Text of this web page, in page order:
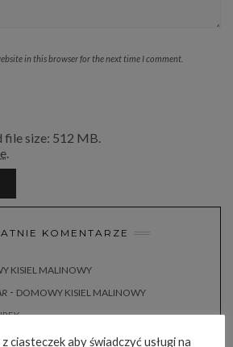
in this browser for the next time I comment.
file size: 512 MB.
.
KOMENTARZE
KISIEL MALINOWY
- DOMOWY KISIEL MALINOWY
ciasteczek aby świadczyć usługi na